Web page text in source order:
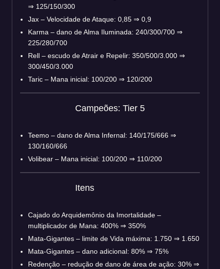
⇒ 125/150/300
Jax – Velocidade de Ataque: 0,85 ⇒ 0,9
Karma – dano de Alma Iluminada: 240/300/700 ⇒
225/280/700
Rell – escudo de Atrair e Repelir: 350/500/3.000 ⇒
300/450/3.000
Taric – Mana inicial: 100/200 ⇒ 120/200
Campeões: Tier 5
Teemo – dano de Alma Infernal: 140/175/666 ⇒
130/160/666
Volibear – Mana inicial: 100/200 ⇒ 110/200
Itens
Cajado do Arquidemônio da Imortalidade –
multiplicador de Mana: 400% ⇒ 350%
Mata-Gigantes – limite de Vida máxima: 1.750 ⇒ 1.650
Mata-Gigantes – dano adicional: 80% ⇒ 75%
Redenção – redução de dano de área de ação: 30% ⇒